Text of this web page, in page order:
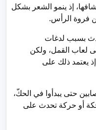
إذ ينمو الشعر بشكل
فروة الرأس.
بسبب لدغات
لعاب القمل، ولكن
يعتمد ذلك على
حتى يبدأوا في الحكّ،
أو حركة تحدث على